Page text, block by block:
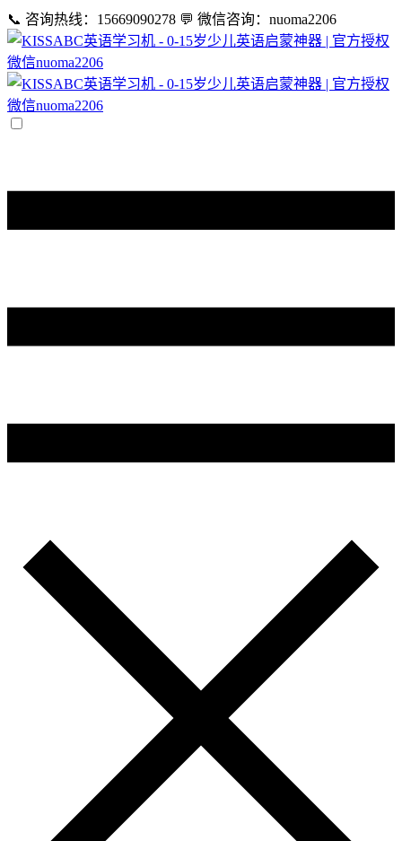
📞 咨询热线：15669090278 💬 微信咨询：nuoma2206